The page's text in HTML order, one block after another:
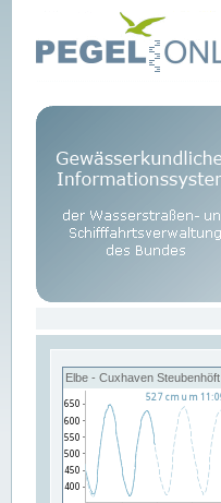
Elbe - Cuxhaven Steubenhöft